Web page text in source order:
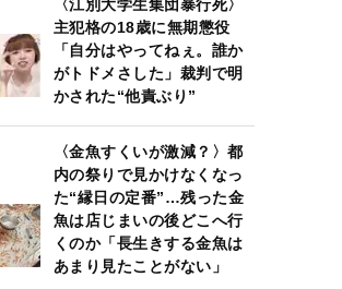
〈江別大学生集団暴行死〉
主犯格の18歳に無期懲役
「自分はやってねぇ。誰か
がトドメさした」裁判で明
かされた“他責ぶり”
〈金魚すくいが激減？〉都
内の祭りで見かけなくなっ
た“縁日の定番”…残った金
魚は店じまいの後どこへ行
くのか「長生きする金魚は
あまり見たことがない」